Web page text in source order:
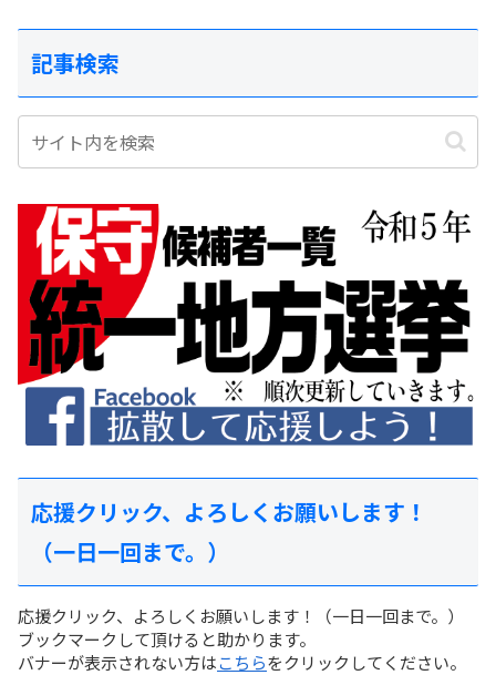
記事検索
応援クリック、よろしくお願いします！
（一日一回まで。）
応援クリック、よろしくお願いします！（一日一回まで。）
ブックマークして頂けると助かります。
バナーが表示されない方はこちらをクリックしてください。